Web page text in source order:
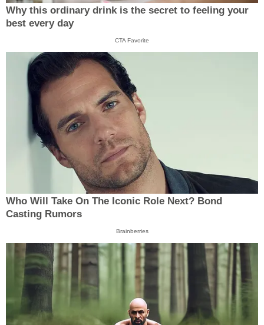
Why this ordinary drink is the secret to feeling your
best every day
CTA Favorite
Who Will Take On The Iconic Role Next? Bond
Casting Rumors
Brainberries